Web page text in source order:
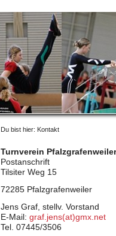
Turnverein
Postanschrift
Tilsiter Weg 15
72285 Pfalzgrafenweiler
Jens Graf, stellv. Vorstand
E-Mail: graf.jens(at)gmx.net
Tel. 07445/3506
Du bist hier: Kontakt